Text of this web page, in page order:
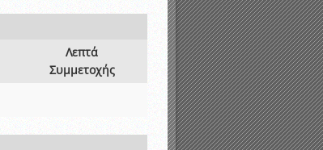
Λεπτά
Συμμετοχής